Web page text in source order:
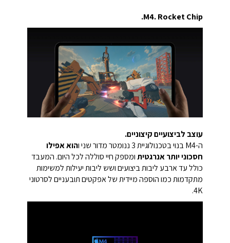
M4. Rocket Chip.
עוצב לביצועיים קיצוניים.
ה-M4 בנוי בטכנולוגיית 3 ננומטר מדור שני ו
הוא אפילו
חסכוני יותר אנרגטיתומספק חיי סוללה לכל היום. המעבד
כולל עד ארבע ליבות ביצועים ושש ליבות יעילות למשימות
מתקדמות כמו הוספה מיידית של אפקטים תובעניים לסרטוני
4K.